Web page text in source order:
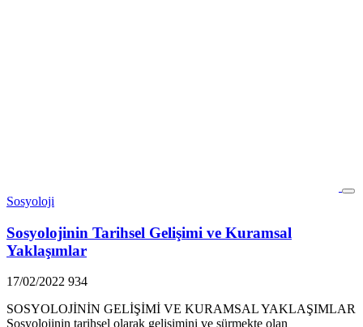
Sosyoloji
Sosyolojinin Tarihsel Gelişimi ve Kuramsal
Yaklaşımlar
17/02/2022 934
SOSYOLOJİNİN GELİŞİMİ VE KURAMSAL YAKLAŞIMLAR
Sosyolojinin tarihsel olarak gelişimini ve sürmekte olan